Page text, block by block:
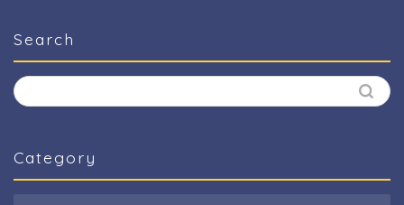
Search
Category